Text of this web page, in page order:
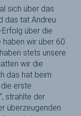
sich über das
das tat Andreu
über die
haben wir über 60
stets unsere
wir die
das hat beim
erste
strahlte der
überzeugenden